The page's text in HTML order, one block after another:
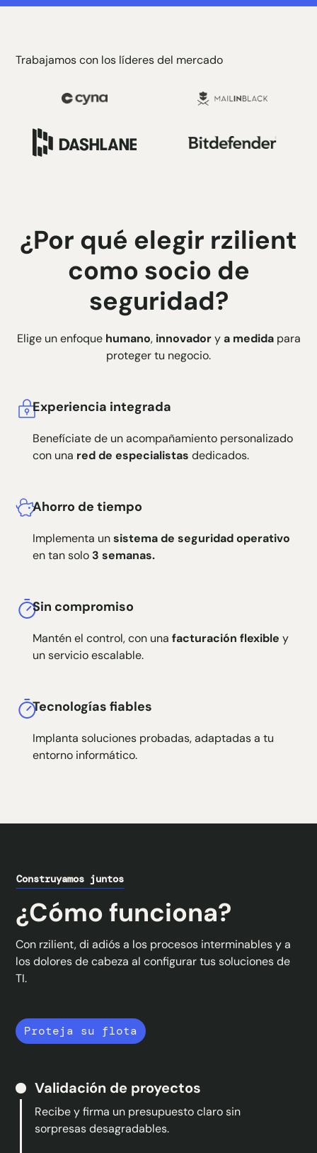
Trabajamos con los líderes del mercado
¿Por qué elegir rzilient
como socio de
seguridad?
Elige un enfoque humano, innovadorya medidapara
proteger tu negocio.
Experiencia integrada
Benefíciate de un acompañamiento personalizado
con una red de especialistasdedicados.
Ahorro de tiempo
Implementa unsistema de seguridad operativo
en tan solo 3 semanas.
Sin compromiso
Mantén el control, con unafacturación flexible y
un servicio escalable.
Tecnologías fiables
Implanta soluciones probadas, adaptadas a tu
entorno informático.
Construyamos juntos
¿Cómo funciona?
Con rzilient, di adiós a los procesos interminables y a
los dolores de cabeza al configurar tus soluciones de
TI.
Proteja su flota
Validación de proyectos
Recibe y firma un presupuesto claro sin
sorpresas desagradables.